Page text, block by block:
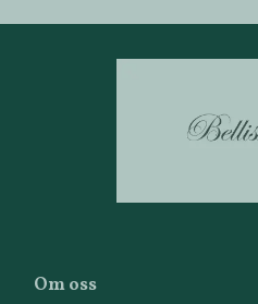
Om oss